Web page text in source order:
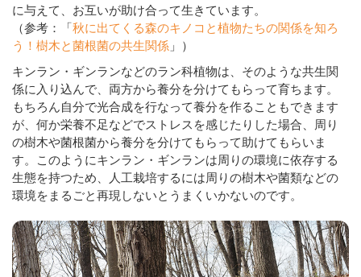
に与えて、お互いが助け合って生きています。
（参考：「秋に出てくる森のキノコと植物たちの関係を知ろ
う！樹木と菌根菌の共生関係 」）
キンラン・ギンランなどのラン科植物は、そのような共生関
係に入り込んで、両方から養分を分けてもらって育ちます。
もちろん自分で光合成を行なって養分を作ることもできます
が、何か栄養不足などでストレスを感じたりした場合、周り
の樹木や菌根菌から養分を分けてもらって助けてもらいま
す。このようにキンラン・ギンランは周りの環境に依存する
生態を持つため、人工栽培するには周りの樹木や菌類などの
環境をまるごと再現しないとうまくいかないのです。